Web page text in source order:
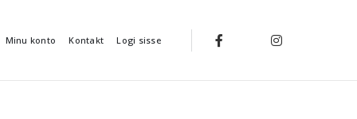
Minu konto Kontakt Logi sisse